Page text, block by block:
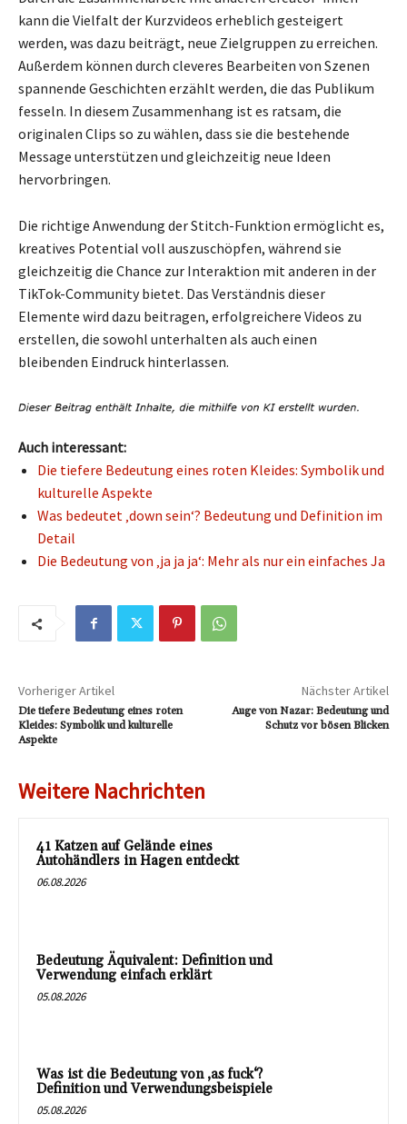
kann die Vielfalt der Kurzvideos erheblich gesteigert
werden, was dazu beiträgt, neue Zielgruppen zu erreichen.
Außerdem können durch cleveres Bearbeiten von Szenen
spannende Geschichten erzählt werden, die das Publikum
fesseln. In diesem Zusammenhang ist es ratsam, die
originalen Clips so zu wählen, dass sie die bestehende
Message unterstützen und gleichzeitig neue Ideen
hervorbringen.
Die richtige Anwendung der Stitch-Funktion ermöglicht es,
kreatives Potential voll auszuschöpfen, während sie
gleichzeitig die Chance zur Interaktion mit anderen in der
TikTok-Community bietet. Das Verständnis dieser
Elemente wird dazu beitragen, erfolgreichere Videos zu
erstellen, die sowohl unterhalten als auch einen
bleibenden Eindruck hinterlassen.
Auch interessant:
Die tiefere Bedeutung eines roten Kleides: Symbolik und
kulturelle Aspekte
Was bedeutet ‚down sein‘? Bedeutung und Definition im
Detail
Die Bedeutung von ‚ja ja ja‘: Mehr als nur ein einfaches Ja
Vorheriger Artikel
Die tiefere Bedeutung eines roten
Kleides: Symbolik und kulturelle
Aspekte
Nächster Artikel
Auge von Nazar: Bedeutung und
Schutz vor bösen Blicken
Weitere Nachrichten
41 Katzen auf Gelände eines
Autohändlers in Hagen entdeckt
06.08.2026
Bedeutung Äquivalent: Definition und
Verwendung einfach erklärt
05.08.2026
Was ist die Bedeutung von ‚as fuck‘?
Definition und Verwendungsbeispiele
05.08.2026